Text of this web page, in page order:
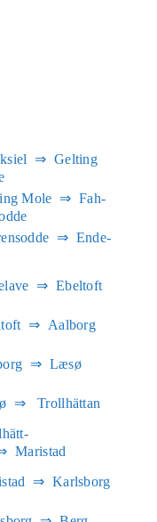
⇒ Gel­ting
Mole ⇒ Fah­
⇒ Ende­
⇒ Ebelt­oft
⇒ Aal­borg
⇒ Læsø
⇒ Troll­hätt­an
Maristad
⇒ Karls­borg